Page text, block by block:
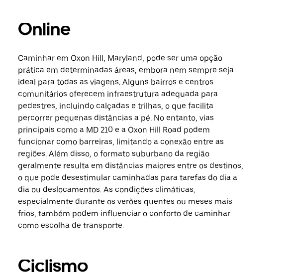
Online
Caminhar em Oxon Hill, Maryland, pode ser uma opção
prática em determinadas áreas, embora nem sempre seja
ideal para todas as viagens. Alguns bairros e centros
comunitários oferecem infraestrutura adequada para
pedestres, incluindo calçadas e trilhas, o que facilita
percorrer pequenas distâncias a pé. No entanto, vias
principais como a MD 210 e a Oxon Hill Road podem
funcionar como barreiras, limitando a conexão entre as
regiões. Além disso, o formato suburbano da região
geralmente resulta em distâncias maiores entre os destinos,
o que pode desestimular caminhadas para tarefas do dia a
dia ou deslocamentos. As condições climáticas,
especialmente durante os verões quentes ou meses mais
frios, também podem influenciar o conforto de caminhar
como escolha de transporte.
Ciclismo